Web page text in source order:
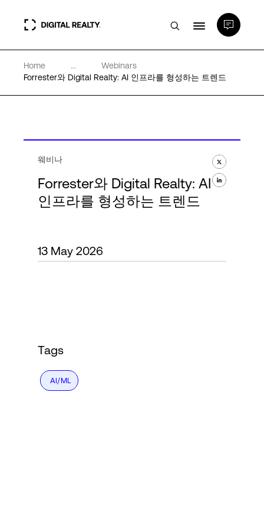
데이터 센터
전문성 및 리소스
Home ...
Webinars
Forrester와 Digital Realty: AI 인프라를 형성하는 트렌드
웨비나
Forrester와 Digital Realty: AI
인프라를 형성하는 트렌드
13 May 2026
Tags
AI/ML